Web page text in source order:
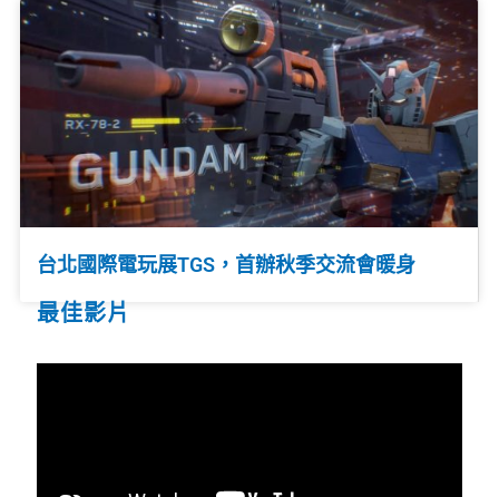
台北國際電玩展TGS，首辦秋季交流會暖身
最佳影片